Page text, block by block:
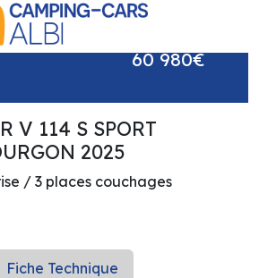
V 114 S SPORT
2025
/ 3 places couchages
60 980€
Fiche Technique